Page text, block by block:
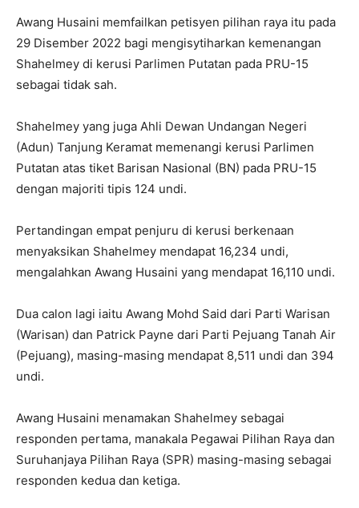
Awang Husaini memfailkan petisyen pilihan raya itu pada
29 Disember 2022 bagi mengisytiharkan kemenangan
Shahelmey di kerusi Parlimen Putatan pada PRU-15
sebagai tidak sah.
Shahelmey yang juga Ahli Dewan Undangan Negeri
(Adun) Tanjung Keramat memenangi kerusi Parlimen
Putatan atas tiket Barisan Nasional (BN) pada PRU-15
dengan majoriti tipis 124 undi.
Pertandingan empat penjuru di kerusi berkenaan
menyaksikan Shahelmey mendapat 16,234 undi,
mengalahkan Awang Husaini yang mendapat 16,110 undi.
Dua calon lagi iaitu Awang Mohd Said dari Parti Warisan
(Warisan) dan Patrick Payne dari Parti Pejuang Tanah Air
(Pejuang), masing-masing mendapat 8,511 undi dan 394
undi.
Awang Husaini menamakan Shahelmey sebagai
responden pertama, manakala Pegawai Pilihan Raya dan
Suruhanjaya Pilihan Raya (SPR) masing-masing sebagai
responden kedua dan ketiga.